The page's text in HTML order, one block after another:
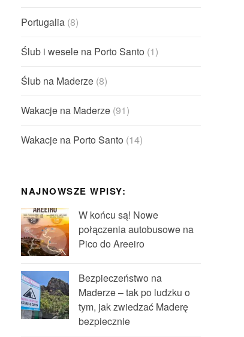
Portugalia (8)
Ślub i wesele na Porto Santo (1)
Ślub na Maderze (8)
Wakacje na Maderze (91)
Wakacje na Porto Santo (14)
NAJNOWSZE WPISY:
W końcu są! Nowe
połączenia autobusowe na
Pico do Areeiro
Bezpieczeństwo na
Maderze – tak po ludzku o
tym, jak zwiedzać Maderę
bezpiecznie